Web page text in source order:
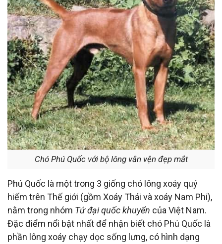
Chó Phú Quốc với bộ lông vằn vện đẹp mắt
Phú Quốc là một trong 3 giống chó lông xoáy quý
hiếm trên Thế giới (gồm Xoáy Thái và xoáy Nam Phi),
nằm trong nhóm Tứ đại quốc khuyển của Việt Nam.
Đặc điểm nổi bật nhất để nhận biết chó Phú Quốc là
phần lông xoáy chạy dọc sống lưng, có hình dạng